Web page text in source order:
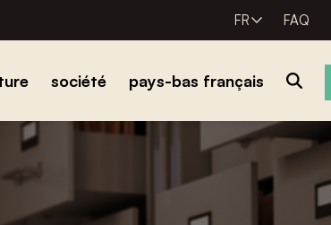
FR FAQ
société pays-bas français